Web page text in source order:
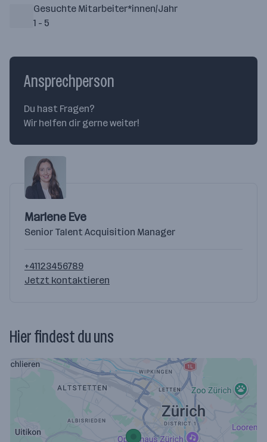
Gesuchte Mitarbeiter*innen/Jahr
1 - 5
Ansprechperson
Du hast Fragen?
Wir helfen dir gerne weiter!
Marlene Eve
Senior Talent Acquisition Manager
+41123456789
Jetzt kontaktieren
Hier findest du uns